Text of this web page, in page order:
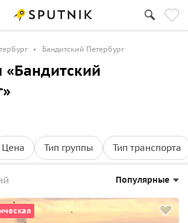
Бандитский Петербург
«Бандитский
Цена Тип группы Тип транспорта
Популярные